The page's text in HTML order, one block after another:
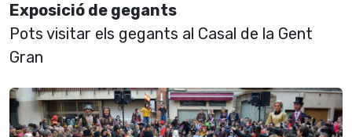
Exposició de gegants
Pots visitar els gegants al Casal de la Gent
Gran